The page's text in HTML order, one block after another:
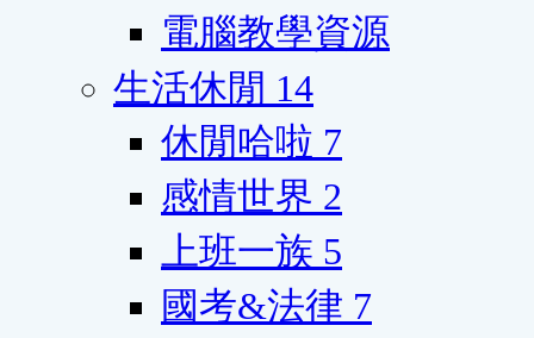
電腦教學資源
生活休閒 14
休閒哈啦 7
感情世界 2
上班一族 5
國考&法律 7